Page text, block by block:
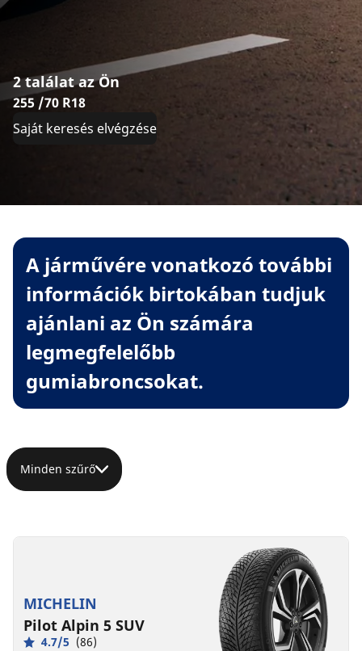
2 találat az Ön
255 /70 R18
Saját keresés elvégzése
A járművére vonatkozó további
információk birtokában tudjuk
ajánlani az Ön számára
legmegfelelőbb
gumiabroncsokat.
Minden szűrő
MICHELIN
Pilot Alpin 5 SUV
4.7/5 (86)